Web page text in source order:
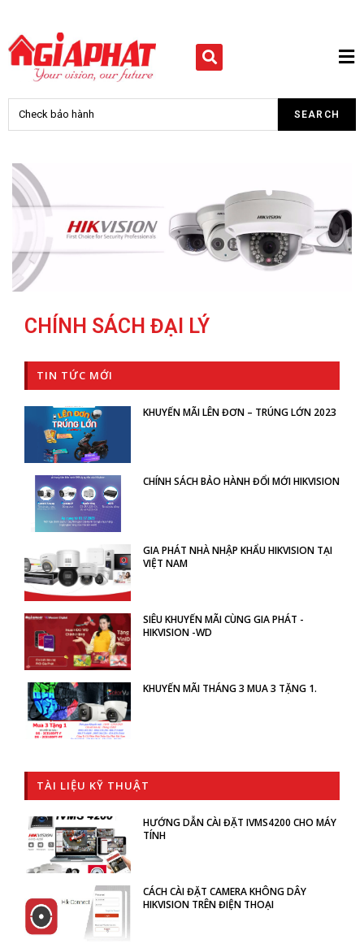
CHÍNH SÁCH ĐẠI LÝ
TIN TỨC MỚI
KHUYẾN MÃI LÊN ĐƠN – TRÚNG LỚN 2023
CHÍNH SÁCH BẢO HÀNH ĐỔI MỚI HIKVISION
GIA PHÁT NHÀ NHẬP KHẨU HIKVISION TẠI
VIỆT NAM
SIÊU KHUYẾN MÃI CÙNG GIA PHÁT -
HIKVISION -WD
KHUYẾN MÃI THÁNG 3 MUA 3 TẶNG 1.
TÀI LIỆU KỸ THUẬT
HƯỚNG DẪN CÀI ĐẶT IVMS4200 CHO MÁY
TÍNH
CÁCH CÀI ĐẶT CAMERA KHÔNG DÂY
HIKVISION TRÊN ĐIỆN THOẠI